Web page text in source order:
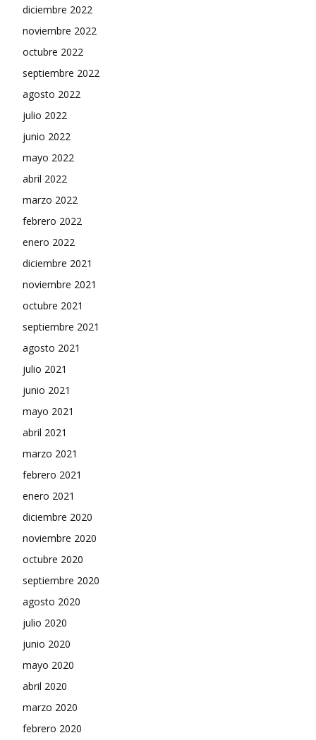
diciembre 2022
noviembre 2022
octubre 2022
septiembre 2022
agosto 2022
julio 2022
junio 2022
mayo 2022
abril 2022
marzo 2022
febrero 2022
enero 2022
diciembre 2021
noviembre 2021
octubre 2021
septiembre 2021
agosto 2021
julio 2021
junio 2021
mayo 2021
abril 2021
marzo 2021
febrero 2021
enero 2021
diciembre 2020
noviembre 2020
octubre 2020
septiembre 2020
agosto 2020
julio 2020
junio 2020
mayo 2020
abril 2020
marzo 2020
febrero 2020